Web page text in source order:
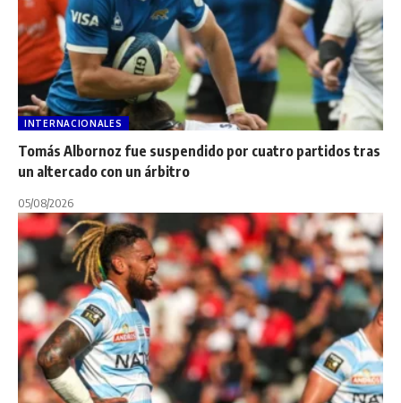
INTERNACIONALES
Tomás Albornoz fue suspendido por cuatro partidos tras
un altercado con un árbitro
05/08/2026